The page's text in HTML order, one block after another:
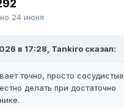
24 июня
в 17:28, Tankiro сказал:
точно, просто сосудистые
делать при достаточно